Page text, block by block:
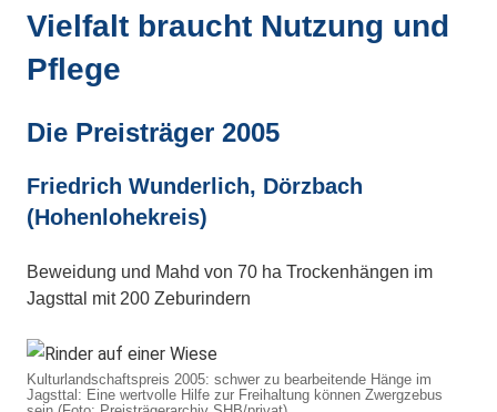
Vielfalt braucht Nutzung und
Pflege
Die Preisträger 2005
Friedrich Wunderlich, Dörzbach
(Hohenlohekreis)
Beweidung und Mahd von 70 ha Trockenhängen im
Jagsttal mit 200 Zeburindern
Kulturlandschaftspreis 2005: schwer zu bearbeitende Hänge im
Jagsttal: Eine wertvolle Hilfe zur Freihaltung können Zwergzebus